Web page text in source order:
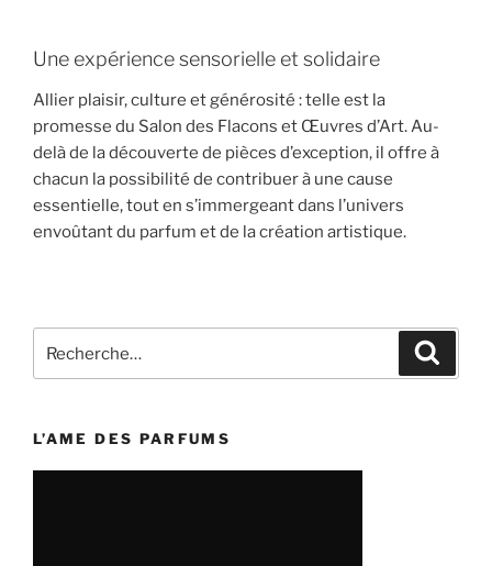
Une expérience sensorielle et solidaire
Allier plaisir,culture etgénérosité : telle est la
promesse du Salon des Flacons et Œuvres d’Art. Au-
delà de la découverte de pièces d’exception, il offre à
chacun la possibilité de contribuer à une cause
essentielle, tout en s’immergeant dans l’univers
envoûtant du parfum et de la création artistique.
pour
L’AME DES PARFUMS